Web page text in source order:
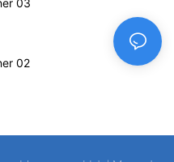
03
02